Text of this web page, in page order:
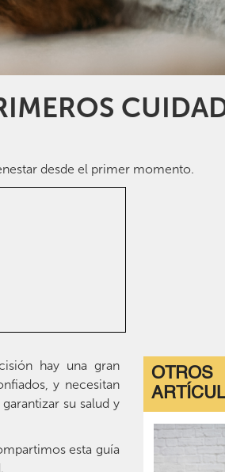
desde el primer momento.
hay una gran
y necesitan
su salud y
esta guía
OTROS